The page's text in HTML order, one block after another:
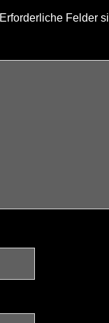
Erforderliche Felder